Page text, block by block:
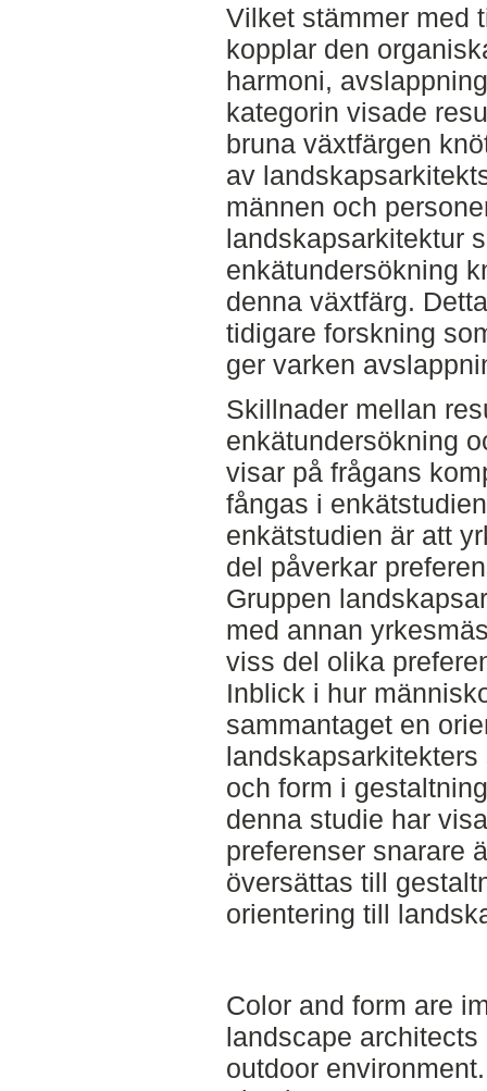
Vilket stämmer med
kopplar den
harmoni,
kategorin visade
bruna växtfärgen
av
männen och
landskapsarkitektur
enkätundersökning
denna växtfärg.
tidigare forskning
ger varken
Skillnader mellan
enkätundersökning
visar på frågans
fångas i
enkätstudien är att
del påverkar
Gruppen
med annan
viss del olika
Inblick i hur
sammantaget en
och form i
denna studie har
preferenser snarare
översättas till
orientering till
Color and form are
landscape
outdoor